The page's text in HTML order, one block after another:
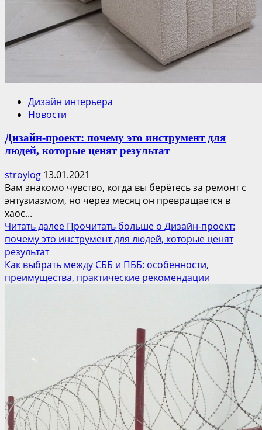
Дизайн интерьера
Новости
Дизайн-проект: почему это инструмент для
людей, которые ценят результат
stroylog 13.01.2021
Вам знакомо чувство, когда вы берётесь за ремонт с
энтузиазмом, но через месяц он превращается в
хаос...
Читать далее Прочитать больше о Дизайн-проект:
почему это инструмент для людей, которые ценят
результат
Как выбрать между СББ и ПББ: особенности,
преимущества, практические рекомендации